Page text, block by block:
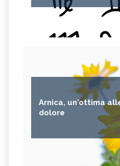
Arnica, un'ottima
dolore